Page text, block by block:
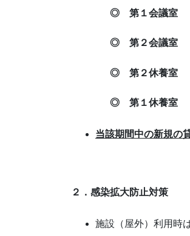
◎ 第１会議室 （
◎ 第２会議室 （
◎ 第２休養室 （４
◎ 第１休養室 （２
当該期間中の新規の
２．感染拡大防止対策
施設（屋外）利用時